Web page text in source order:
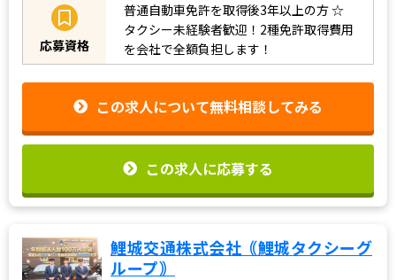
応募資格
普通自動車免許を取得後3年以上の方☆
タクシー未経験者歓迎！2種免許取得費用
を会社で全額負担します！
この求人について無料相談してみる
この求人に応募する
鯉城交通株式会社｟鯉城タクシーグ
ループ｠